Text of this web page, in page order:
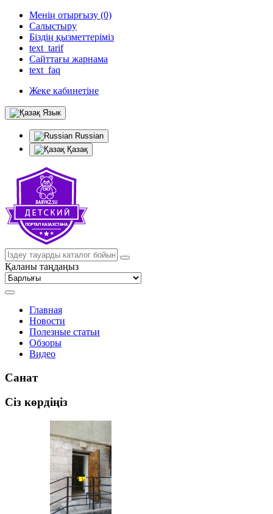
Менің отырғызу (0)
Салыстыру
Біздің қызметтеріміз
text_tarif
Сайттағы жарнама
text_faq
Жеке кабинетіне
Язык
Russian
Қазақ
Қаланы таңдаңыз
Главная
Новости
Полезные статьи
Обзоры
Видео
Санат
Сіз көрдіңіз